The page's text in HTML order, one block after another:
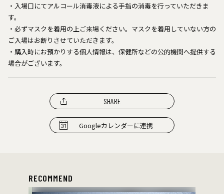
・入場口にてアルコール消毒液による手指の消毒を行っていただきま
す。
・必ずマスクを着用の上ご来場ください。マスクを着用していない方の
ご入場はお断りさせていただきます。
・購入時にお預かりする個人情報は、保健所などの公的機関へ提供する
場合がございます。
SHARE
Googleカレンダーに連携
RECOMMEND